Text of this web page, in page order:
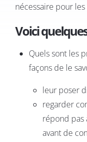
nécessaire pour
Voici
Quels sont les
façons de le
leur poser
regarder
répond pas
avant de